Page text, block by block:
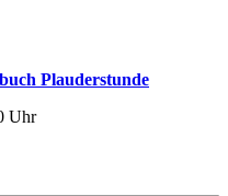
Plauderstunde
Uhr